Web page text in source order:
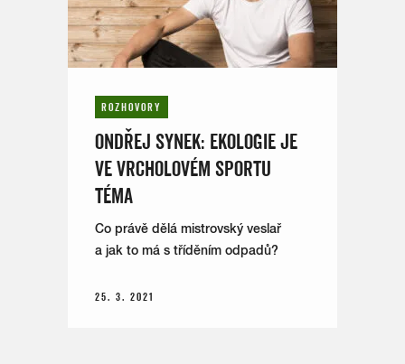
ROZHOVORY
ONDŘEJ SYNEK: EKOLOGIE JE
VE VRCHOLOVÉM SPORTU
TÉMA
Co právě dělá mistrovský veslař
a jak to má s tříděním odpadů?
25. 3. 2021